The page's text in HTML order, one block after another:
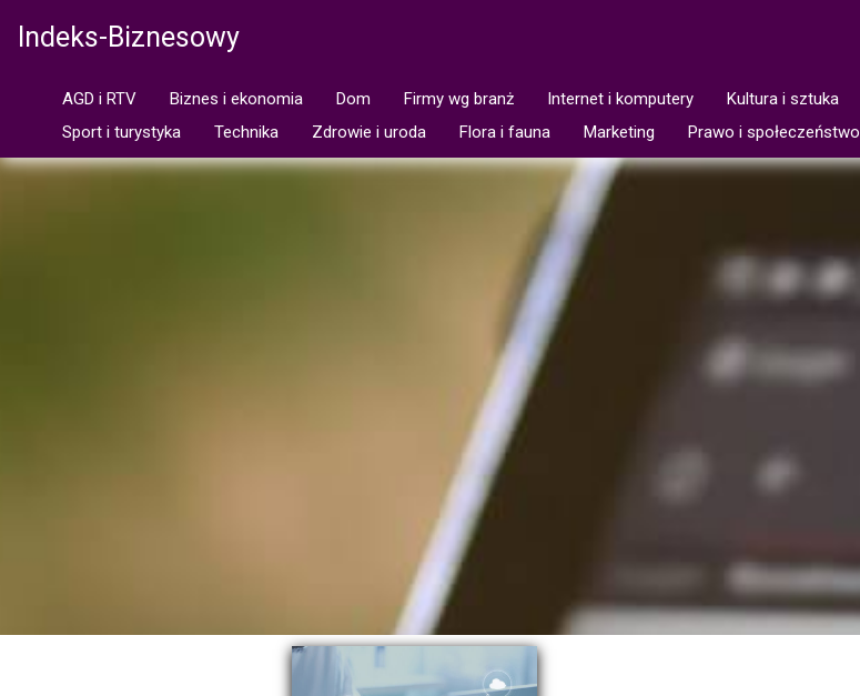
Indeks-Biznesowy
AGD i RTV Biznes i ekonomia Dom Firmy wg branż Internet i komputery Kultura i sztuka
Sport i turystyka
Technika Zdrowie i uroda Flora i fauna Marketing Prawo i społeczeństwo